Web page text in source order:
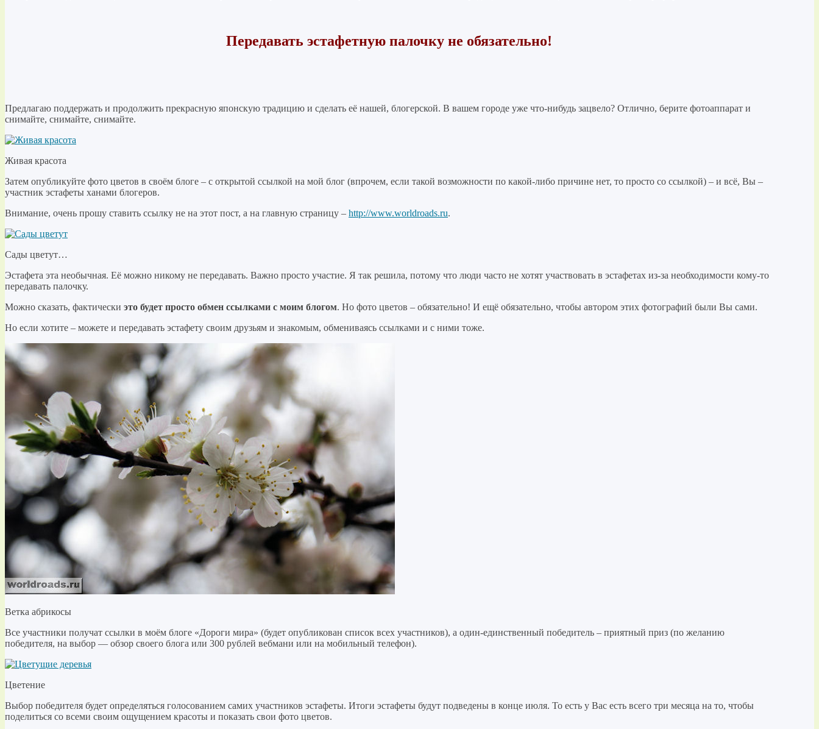
Передавать эстафетную палочку не обязательно!
Предлагаю поддержать и продолжить прекрасную японскую традицию и сделать её нашей, блогерской. В вашем городе уже что-нибудь зацвело? Отлично, берите фотоаппарат и
снимайте, снимайте, снимайте.
Живая красота
Затем опубликуйте фото цветов в своём блоге – с открытой ссылкой на мой блог (впрочем, если такой возможности по какой-либо причине нет, то просто со ссылкой) – и всё, Вы –
участник эстафеты ханами блогеров.
Внимание, очень прошу ставить ссылку не на этот пост, а на главную страницу – http://www.worldroads.ru.
Сады цветут…
Эстафета эта необычная. Её можно никому не передавать. Важно просто участие. Я так решила, потому что люди часто не хотят участвовать в эстафетах из-за необходимости кому-то
передавать палочку.
Можно сказать, фактически это будет просто обмен ссылками с моим блогом. Но фото цветов – обязательно! И ещё обязательно, чтобы автором этих фотографий были Вы сами.
Но если хотите – можете и передавать эстафету своим друзьям и знакомым, обмениваясь ссылками и с ними тоже.
Ветка абрикосы
Все участники получат ссылки в моём блоге «Дороги мира» (будет опубликован список всех участников), а один-единственный победитель – приятный приз (по желанию
победителя, на выбор — обзор своего блога или 300 рублей вебмани или на мобильный телефон).
Цветение
Выбор победителя будет определяться голосованием самих участников эстафеты. Итоги эстафеты будут подведены в конце июля. То есть у Вас есть всего три месяца на то, чтобы
поделиться со всеми своим ощущением красоты и показать свои фото цветов.